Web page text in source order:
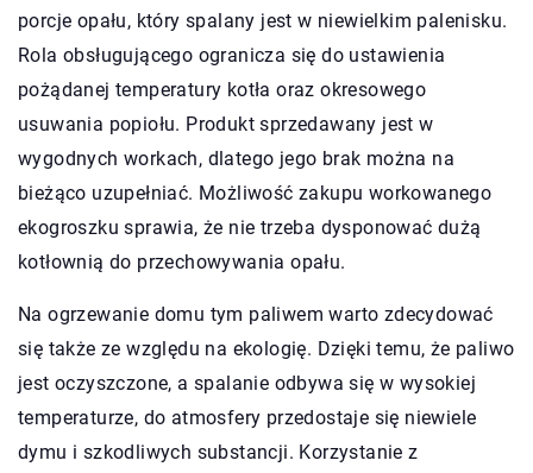
porcje opału, który spalany jest w niewielkim palenisku.
Rola obsługującego ogranicza się do ustawienia
pożądanej temperatury kotła oraz okresowego
usuwania popiołu. Produkt sprzedawany jest w
wygodnych workach, dlatego jego brak można na
bieżąco uzupełniać. Możliwość zakupu workowanego
ekogroszku sprawia, że nie trzeba dysponować dużą
kotłownią do przechowywania opału.
Na ogrzewanie domu tym paliwem warto zdecydować
się także ze względu na ekologię. Dzięki temu, że paliwo
jest oczyszczone, a spalanie odbywa się w wysokiej
temperaturze, do atmosfery przedostaje się niewiele
dymu i szkodliwych substancji. Korzystanie z